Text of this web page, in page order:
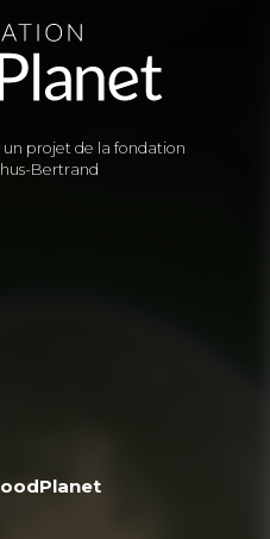
projet de la fondation
Bertrand